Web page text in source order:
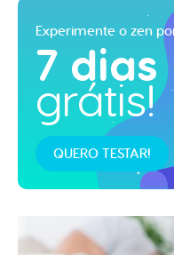
Experimente o zen
7 dias
grátis!
QUERO TESTAR!